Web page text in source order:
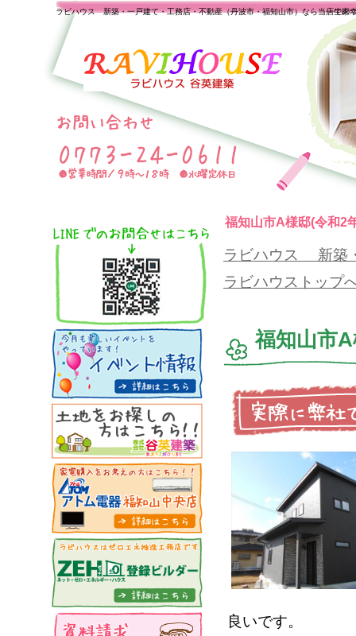
福知山市A様邸(令和2
一生の
ラビハウス 新築・一戸建て・工務店・不動産（丹波市・福知山市）なら当店で家
ラビハウス 新築
ラビハウストップ
福知山市
良いです。